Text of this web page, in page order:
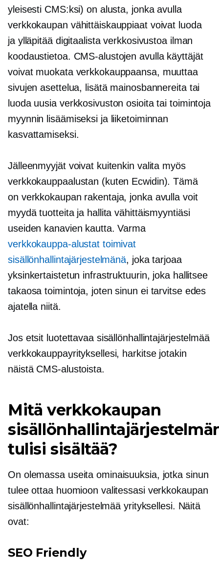
yleisesti CMS:ksi) on alusta, jonka avulla
verkkokaupan vähittäiskauppiaat voivat luoda
ja ylläpitää digitaalista verkkosivustoa ilman
koodaustietoa. CMS-alustojen avulla käyttäjät
voivat muokata verkkokauppaansa, muuttaa
sivujen asettelua, lisätä mainosbannereita tai
luoda uusia verkkosivuston osioita tai toimintoja
myynnin lisäämiseksi ja liiketoiminnan
kasvattamiseksi.
Jälleenmyyjät voivat kuitenkin valita myös
verkkokauppaalustan (kuten Ecwidin). Tämä
on verkkokaupan rakentaja, jonka avulla voit
myydä tuotteita ja hallita vähittäismyyntiäsi
useiden kanavien kautta. Varma
verkkokauppa-alustat toimivat
sisällönhallintajärjestelmänä, joka tarjoaa
yksinkertaistetun infrastruktuurin, joka hallitsee
takaosa toimintoja, joten sinun ei tarvitse edes
ajatella niitä.
Jos etsit luotettavaa sisällönhallintajärjestelmää
verkkokauppayrityksellesi, harkitse jotakin
näistä CMS-alustoista.
Mitä verkkokaupan
tulisi sisältää?
On olemassa useita ominaisuuksia, jotka sinun
tulee ottaa huomioon valitessasi verkkokaupan
sisällönhallintajärjestelmää yrityksellesi. Näitä
ovat:
SEO Friendly